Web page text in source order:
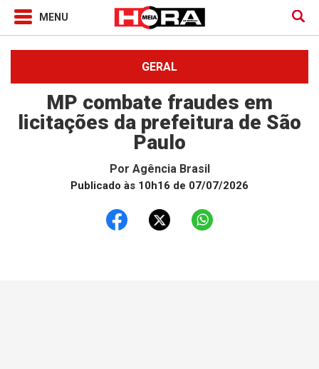
GERAL
MP combate fraudes em
licitações da prefeitura de São
Paulo
Por Agência Brasil
Publicado às 10h16 de 07/07/2026